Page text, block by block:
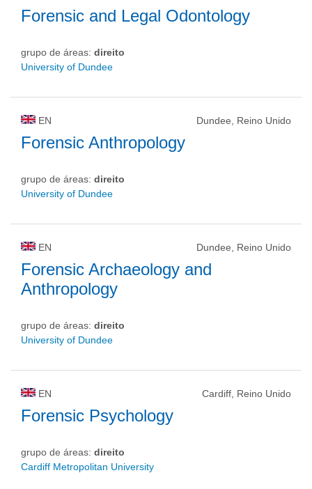
Forensic and Legal Odontology
grupo de áreas: direito
University of Dundee
EN Dundee, Reino Unido
Forensic Anthropology
grupo de áreas: direito
University of Dundee
EN Dundee, Reino Unido
Forensic Archaeology and
Anthropology
grupo de áreas: direito
University of Dundee
EN Cardiff, Reino Unido
Forensic Psychology
grupo de áreas: direito
Cardiff Metropolitan University